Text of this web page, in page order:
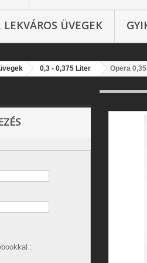
LEKVÁROS ÜVEGEK
0,3 - 0,375 Liter Opera
: